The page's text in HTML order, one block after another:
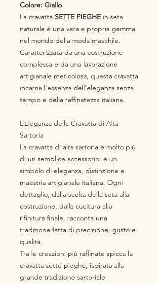
Colore: Giallo
La cravatta SETTE PIEGHEin seta
naturale è una vera e propria gemma
nel mondo della moda maschile.
Caratterizzata da una costruzione
complessa e da una lavorazione
artigianale meticolosa, questa cravatta
incarna l'essenza dell'eleganza senza
tempo e della raffinatezza italiana.
L’Eleganza della Cravatta di Alta
Sartoria
La cravatta di alta sartoria è molto più
di un semplice accessorio: è un
simbolo di eleganza, distinzione e
maestria artigianale italiana. Ogni
dettaglio, dalla scelta della seta alla
costruzione, dalla cucitura alla
rifinitura finale, racconta una
tradizione fatta di precisione, gusto e
qualità.
Tra le creazioni più raffinate spicca la
cravatta sette pieghe, ispirata alla
grande tradizione sartoriale